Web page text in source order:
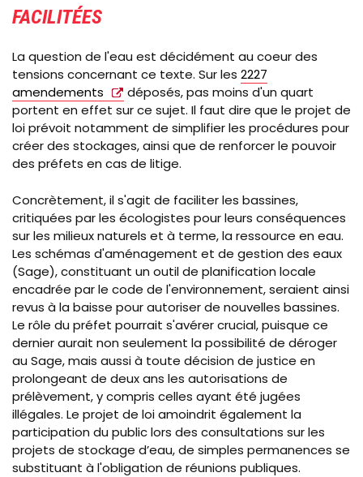
FACILITÉES
La question de l'eau est décidément au coeur des
tensions concernant ce texte. Sur les 2227
amendements
déposés, pas moins d'un quart
portent en effet sur ce sujet. Il faut dire que le projet de
loi prévoit notamment de simplifier les procédures pour
créer des stockages, ainsi que de renforcer le pouvoir
des préfets en cas de litige.
Concrètement, il s'agit de faciliter les bassines,
critiquées par les écologistes pour leurs conséquences
sur les milieux naturels et à terme, la ressource en eau.
Les schémas d'aménagement et de gestion des eaux
(Sage), constituant un outil de planification locale
encadrée par le code de l'environnement, seraient ainsi
revus à la baisse pour autoriser de nouvelles bassines.
Le rôle du préfet pourrait s'avérer crucial, puisque ce
dernier aurait non seulement la possibilité de déroger
au Sage, mais aussi à toute décision de justice en
prolongeant de deux ans les autorisations de
prélèvement, y compris celles ayant été jugées
illégales. Le projet de loi amoindrit également la
participation du public lors des consultations sur les
projets de stockage d’eau, de simples permanences se
substituant à l'obligation de réunions publiques.